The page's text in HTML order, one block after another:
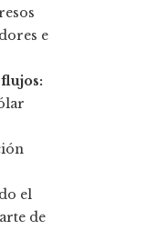
e
el
de